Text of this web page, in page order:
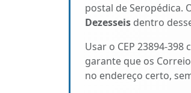
postal de Seropédica.
Dezesseis dentro
Usar o CEP 23894-
garante que os
no endereço certo,